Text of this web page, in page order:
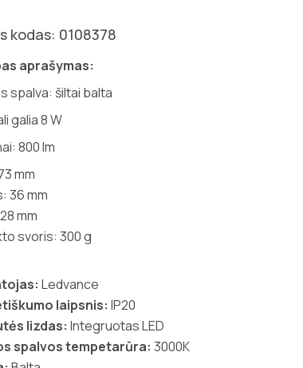
kodas: 0108378
aprašymas:
spalva: šiltai balta
galia 8 W
800 lm
mm
36 mm
mm
svoris: 300 g
Ledvance
laipsnis: IP20
lizdas: Integruotas LED
spalvos tempetarūra: 3000K